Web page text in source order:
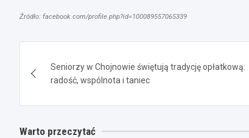
Źródło: facebook.com/profile.php?id=100089557065339
wpisuSeniorzy w Chojnowie świętują tradycję opłatkową:
radość, wspólnota i taniec
Warto przeczytać